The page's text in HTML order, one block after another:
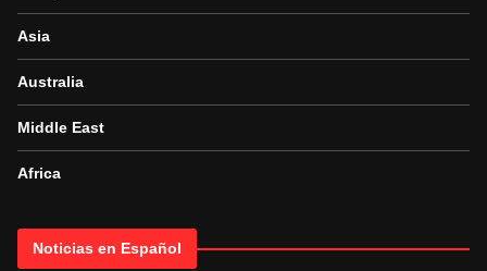
Asia
Australia
Middle East
Africa
Noticias en Español